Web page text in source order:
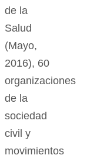
de la
Salud
(Mayo,
2016), 60
organizaciones
de la
sociedad
civil y
movimientos